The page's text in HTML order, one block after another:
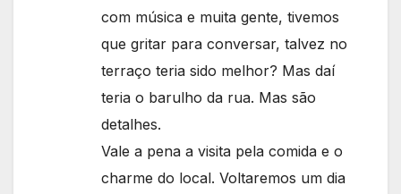
com música e muita gente, tivemos
que gritar para conversar, talvez no
terraço teria sido melhor? Mas daí
teria o barulho da rua. Mas são
detalhes.
Vale a pena a visita pela comida e o
charme do local. Voltaremos um dia